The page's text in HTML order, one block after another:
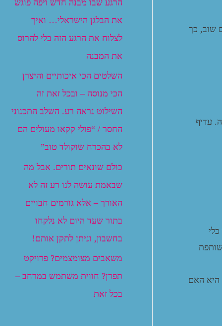
שוב, כך
עדיף
היא האם
הרגע שבו מבנה חדש ויפה פוגש
את הבלגן הישראלי… ואיך
לצלוח את הרגע הזה בלי להרוס
את המבנה
השלטים הכי איכותיים והיצרן
הכי מנוסה – ובכל זאת זה
השילוט נראה רע. השלב התכנוני
החסר / “פולי קקאו מעולים הם
לא בהכרח שוקולד טוב”
כולם שונאים תורים. אבל מה
שבאמת עושה לנו רע זה לא
האורך – אלא גורמים חבויים
בתור שעד היום לא נלקחו
בחשבון, וניתן לתקן אותם!
משאבים מצומצמים? פרויקט
תפרן? חווית משתמש במרחב –
בכל זאת